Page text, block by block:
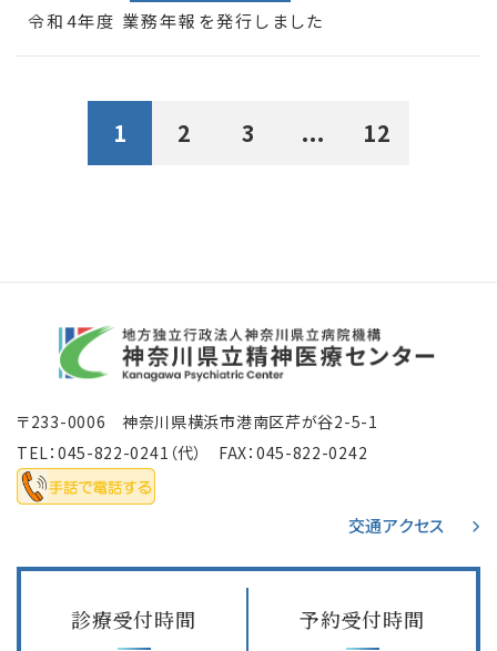
令和4年度 業務年報を発行しました
1 2 3 ... 12
〒233-0006 神奈川県横浜市港南区芹が谷2-5-1
TEL： 045-822-0241 （代） FAX：045-822-0242
交通アクセス
診療受付時間 予約受付時間